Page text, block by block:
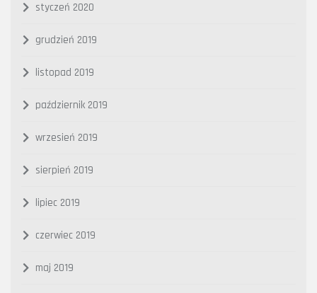
styczeń 2020
grudzień 2019
listopad 2019
październik 2019
wrzesień 2019
sierpień 2019
lipiec 2019
czerwiec 2019
maj 2019